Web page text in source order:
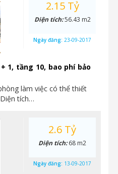
1, tầng 10, bao phí bảo
làm việc có thể thiết
tích…
2.15 Tỷ
Diện tích:56.43 m2
Ngày đăng: 23-09-2017
2.6 Tỷ
Diện tích:68 m2
Ngày đăng: 13-09-2017